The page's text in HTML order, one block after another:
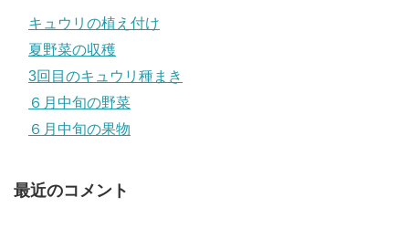
キュウリの植え付け
夏野菜の収穫
3回目のキュウリ種まき
６月中旬の野菜
６月中旬の果物
最近のコメント